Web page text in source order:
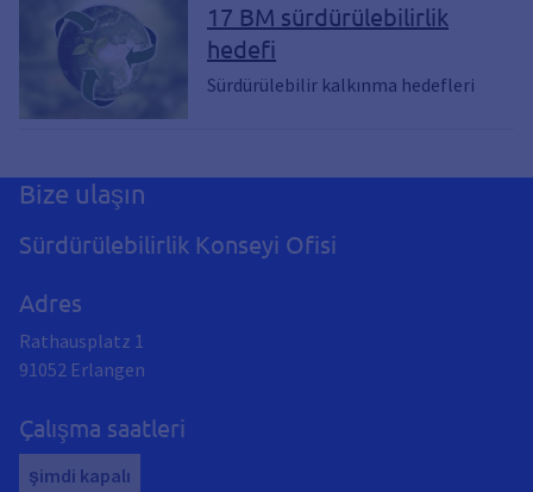
17 BM sürdürülebilirlik
hedefi
Sürdürülebilir kalkınma hedefleri
Bize ulaşın
Sürdürülebilirlik Konseyi Ofisi
Adres
Rathausplatz 1
91052 Erlangen
Çalışma saatleri
şimdi kapalı